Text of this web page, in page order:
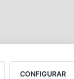
CONFIGURAR